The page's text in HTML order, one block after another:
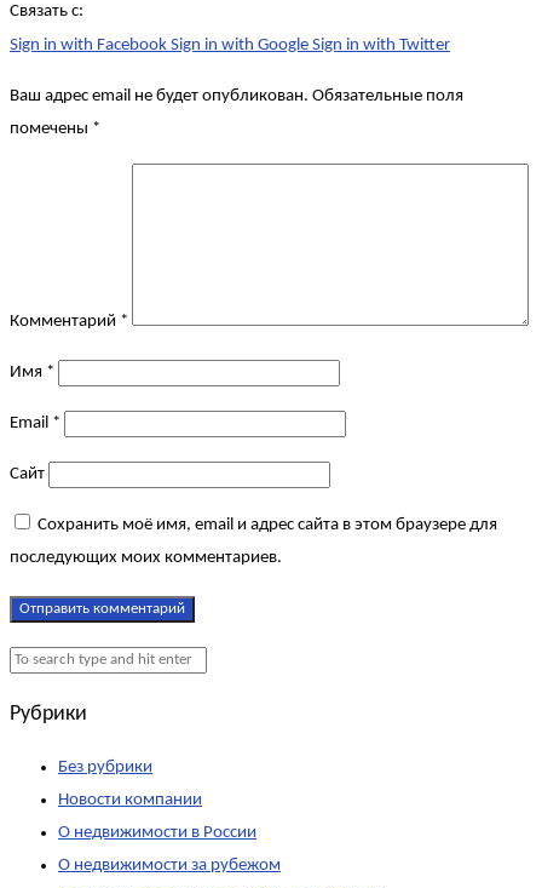
Связать с:
Sign in with Facebook Sign in with Google Sign in with Twitter
Ваш адрес email не будет опубликован. Обязательные поля
помечены *
Комментарий *
Имя *
Email *
Сайт
Сохранить моё имя, email и адрес сайта в этом браузере для
последующих моих комментариев.
Рубрики
Без рубрики
Новости компании
О недвижимости в России
О недвижимости за рубежом